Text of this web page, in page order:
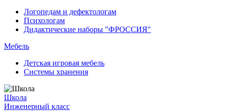
Логопедам и дефектологам
Психологам
Дидактические наборы "ФРОССИЯ"
Мебель
Детская игровая мебель
Системы хранения
Школа
Инженерный класс